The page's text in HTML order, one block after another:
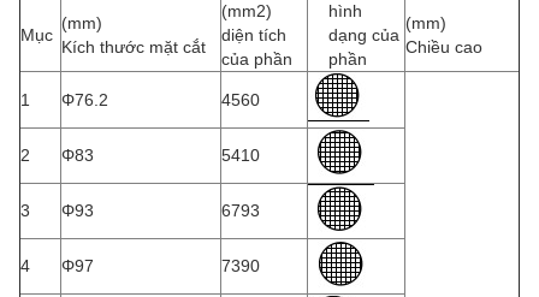
Mục
(mm)
Kích thước mặt cắt
(mm2)
diện tích
của phần
hình
dạng của
phần
(mm)
Chiều cao
1 Φ76.2 4560
2 Φ83 5410
3 Φ93 6793
4 Φ97 7390